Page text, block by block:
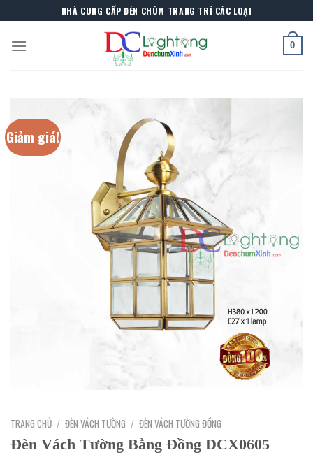
to
content
NHÀ CUNG CẤP ĐÈN CHÙM TRANG TRÍ CÁC LOẠI
0
Giảm giá!
TRANG CHỦ / ĐÈN VÁCH TƯỜNG / ĐÈN VÁCH TƯỜNG ĐỒNG
Đèn Vách Tường Bằng Đồng DCX0605